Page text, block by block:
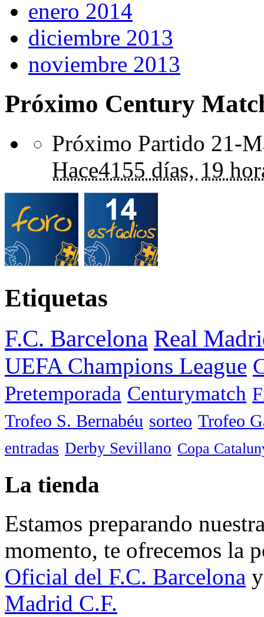
enero 2014
diciembre 2013
noviembre 2013
Próximo Century
Próximo Partido 21-
Hace4155 días, 19
Etiquetas
F.C. Barcelona Real
UEFA Champions League
Pretemporada Centurymatch
Trofeo S. Bernabéu sorteo Trofeo
entradas Derby Sevillano Copa
La tienda
Estamos preparando
momento, te ofrecemos la
Oficial del F.C. Barcelona
Madrid C.F.